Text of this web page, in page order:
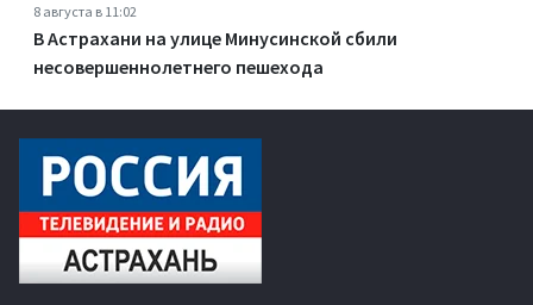
8 августа в 11:02
В Астрахани на улице Минусинской сбили
несовершеннолетнего пешехода